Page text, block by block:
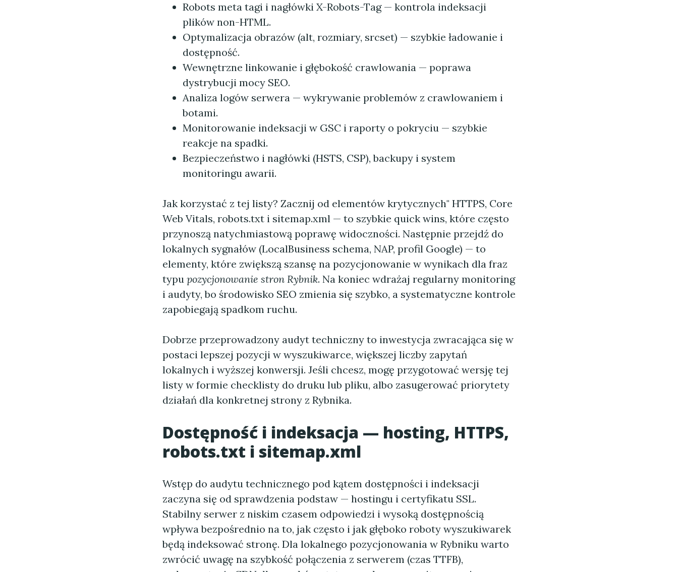
Robots meta tagi i nagłówki X-Robots-Tag — kontrola indeksacji
plików non-HTML.
Optymalizacja obrazów (alt, rozmiary, srcset) — szybkie ładowanie i
dostępność.
Wewnętrzne linkowanie i głębokość crawlowania — poprawa
dystrybucji mocy SEO.
Analiza logów serwera — wykrywanie problemów z crawlowaniem i
botami.
Monitorowanie indeksacji w GSC i raporty o pokryciu — szybkie
reakcje na spadki.
Bezpieczeństwo i nagłówki (HSTS, CSP), backupy i system
monitoringu awarii.
Jak korzystać z tej listy? Zacznij od elementów krytycznych" HTTPS, Core
Web Vitals, robots.txt i sitemap.xml — to szybkie quick wins, które często
przynoszą natychmiastową poprawę widoczności. Następnie przejdź do
lokalnych sygnałów (LocalBusiness schema, NAP, profil Google) — to
elementy, które zwiększą szansę na pozycjonowanie w wynikach dla fraz
typu pozycjonowanie stron Rybnik. Na koniec wdrażaj regularny monitoring
i audyty, bo środowisko SEO zmienia się szybko, a systematyczne kontrole
zapobiegają spadkom ruchu.
Dobrze przeprowadzony audyt techniczny to inwestycja zwracająca się w
postaci lepszej pozycji w wyszukiwarce, większej liczby zapytań
lokalnych i wyższej konwersji. Jeśli chcesz, mogę przygotować wersję tej
listy w formie checklisty do druku lub pliku, albo zasugerować priorytety
działań dla konkretnej strony z Rybnika.
Dostępność i indeksacja — hosting, HTTPS,
robots.txt i sitemap.xml
Wstęp do audytu technicznego pod kątem dostępności i indeksacji
zaczyna się od sprawdzenia podstaw — hostingu i certyfikatu SSL.
Stabilny serwer z niskim czasem odpowiedzi i wysoką dostępnością
wpływa bezpośrednio na to, jak często i jak głęboko roboty wyszukiwarek
będą indeksować stronę. Dla lokalnego pozycjonowania w Rybniku warto
zwrócić uwagę na szybkość połączenia z serwerem (czas TTFB),